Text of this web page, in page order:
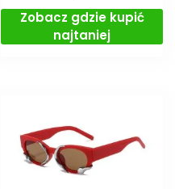
Zobacz gdzie kupić
najtaniej